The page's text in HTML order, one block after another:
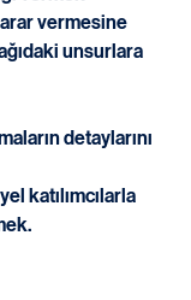
amacı, süreci
vermek
vermesine
detaylarını